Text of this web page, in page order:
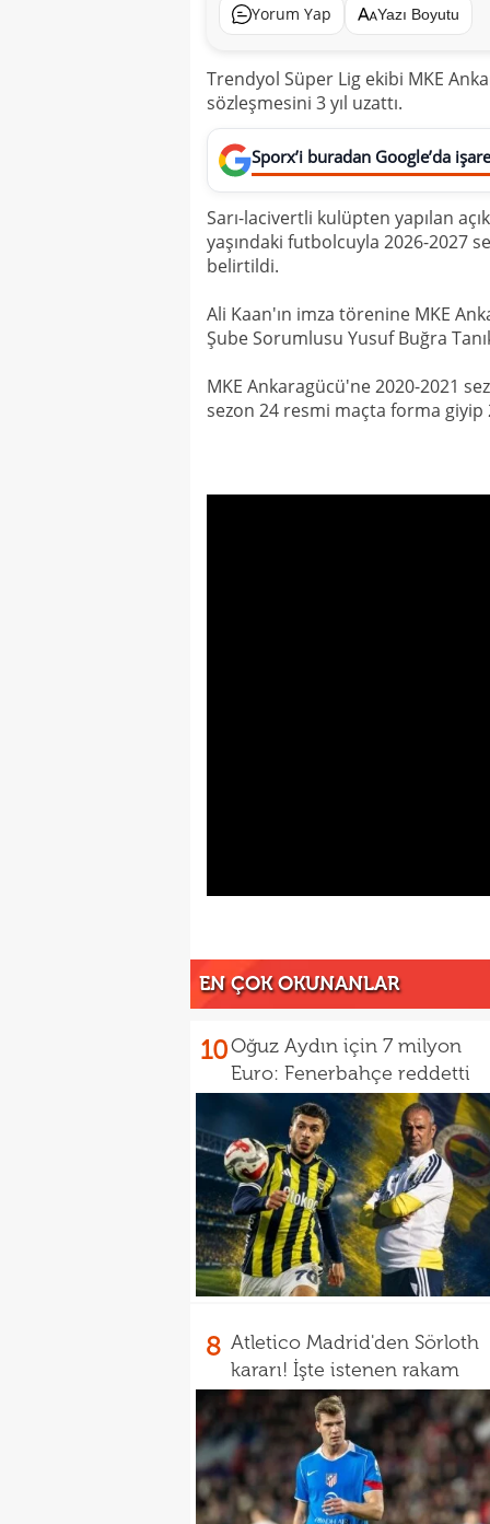
Yorum Yap Yazı Boyutu
Trendyol Süper Lig ekibi MKE
sözleşmesini 3 yıl uzattı.
Sporx’i buradan Google’da
Sarı-lacivertli kulüpten yapılan
yaşındaki futbolcuyla 2026-2027
belirtildi.
Ali Kaan'ın imza törenine MKE
Şube Sorumlusu Yusuf Buğra
MKE Ankaragücü'ne 2020-2021
sezon 24 resmi maçta forma giyip
EN ÇOK OKUNANLAR
10Oğuz Aydın için 7 milyon
Euro: Fenerbahçe reddetti
8 Atletico Madrid'den Sörloth
kararı! İşte istenen rakam